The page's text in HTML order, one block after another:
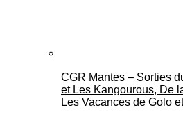
CGR Mantes – Sorties
et Les Kangourous, De
Les Vacances de Golo